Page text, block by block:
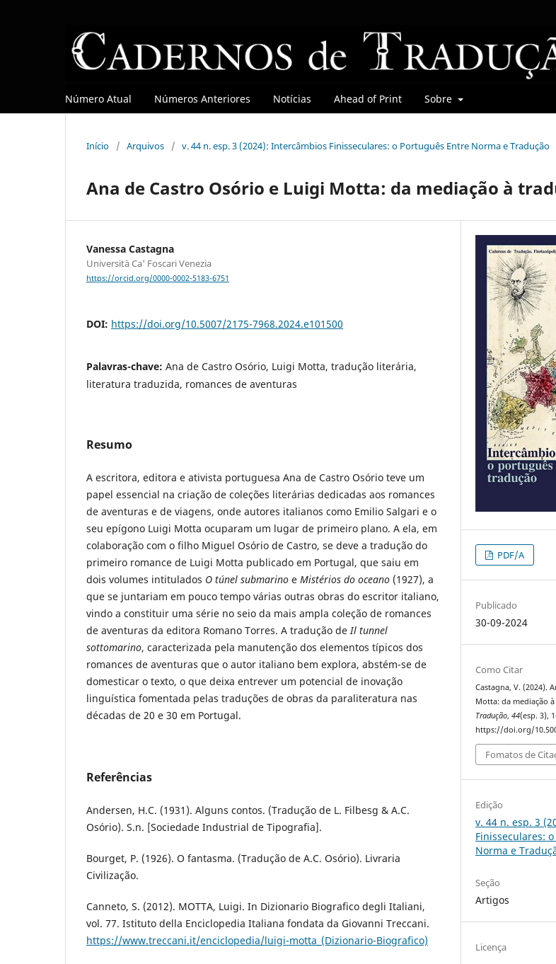
Número Atual Números Anteriores Notícias Ahead of Print Sobre
Início / Arquivos / v. 44 n. esp. 3 (2024): Intercâmbios Finisseculares: o Português Entre Norma e Tradução
Ana de Castro Osório e Luigi Motta: da mediação à
Vanessa Castagna
Università Ca' Foscari Venezia
https://orcid.org/0000-0002-5183-6751
DOI: https://doi.org/10.5007/2175-7968.2024.e101500
Palavras-chave: Ana de Castro Osório, Luigi Motta, tradução literária,
literatura traduzida, romances de aventuras
Resumo
A escritora, editora e ativista portuguesa Ana de Castro Osório teve um
papel essencial na criação de coleções literárias dedicadas aos romances
de aventuras e de viagens, onde autores italianos como Emilio Salgari e o
seu epígono Luigi Motta ocuparam um lugar de primeiro plano. A ela, em
colaboração com o filho Miguel Osório de Castro, se deve a tradução do
primeiro romance de Luigi Motta publicado em Portugal, que saiu em
dois volumes intitulados O túnel submarino e Mistérios do oceano (1927), a
que se juntariam em pouco tempo várias outras obras do escritor italiano,
vindo a constituir uma série no seio da mais ampla coleção de romances
de aventuras da editora Romano Torres. A tradução deIl tunnel
sottomarino, caracterizada pela manutenção dos elementos típicos dos
romances de aventuras que o autor italiano bem explora, abstém-se de
domesticar o texto, o que deixa entrever um potencial de inovação
linguística fomentada pelas traduções de obras da paraliteratura nas
décadas de 20 e 30 em Portugal.
Referências
Andersen, H.C. (1931). Alguns contos. (Tradução de L. Filbesg & A.C.
Osório). S.n. [Sociedade Industrial de Tipografia].
Bourget, P. (1926). O fantasma. (Tradução de A.C. Osório). Livraria
Civilização.
Canneto, S. (2012). MOTTA, Luigi. In Dizionario Biografico degli Italiani,
vol. 77. Istituto della Enciclopedia Italiana fondata da Giovanni Treccani.
https://www.treccani.it/enciclopedia/luigi-motta_(Dizionario-Biografico)
PDF/A
Publicado
30-09-2024
Como Citar
Castagna, V. (2024).
Motta: da mediação
Tradução,44(esp. 3),
https://doi.org/
Fomatos de
Edição
v. 44 n. esp. 3
Finisseculares:
Norma e
Seção
Artigos
Licença